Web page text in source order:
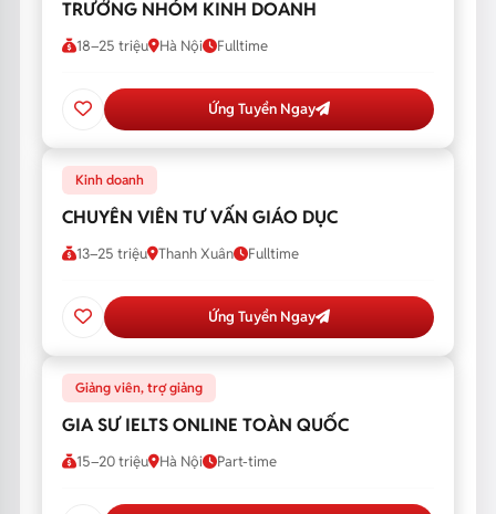
TRƯỞNG NHÓM KINH DOANH
18–25 triệu Hà Nội Fulltime
Ứng Tuyển Ngay
Kinh doanh
CHUYÊN VIÊN TƯ VẤN GIÁO DỤC
13–25 triệu Thanh Xuân Fulltime
Ứng Tuyển Ngay
Giảng viên, trợ giảng
GIA SƯ IELTS ONLINE TOÀN QUỐC
15–20 triệu Hà Nội Part-time